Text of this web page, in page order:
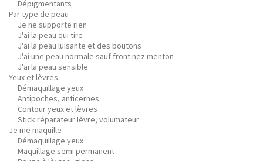
Dépigmentants
Par type de peau
Je ne supporte rien
J'ai la peau qui tire
J'ai la peau luisante et des boutons
J'ai une peau normale sauf front nez menton
J'ai la peau sensible
Yeux et lèvres
Démaquillage yeux
Antipoches, anticernes
Contour yeux et lèvres
Stick réparateur lèvre, volumateur
Je me maquille
Démaquillage yeux
Maquillage semi permanent